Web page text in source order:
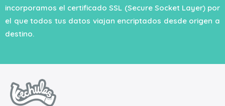
incorporamos el certificado SSL (Secure Socket Layer) por
el que todos tus datos viajan encriptados desde origen a
destino.